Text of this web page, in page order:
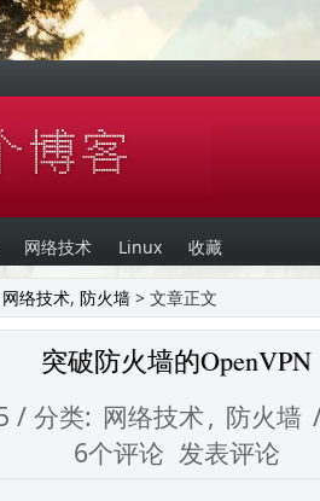
网络技术 Linux 收藏
网络技术, 防火墙 > 文章正文
突破防火墙的OpenVPN
/ 分类: 网络技术, 防火墙
6个评论 发表评论